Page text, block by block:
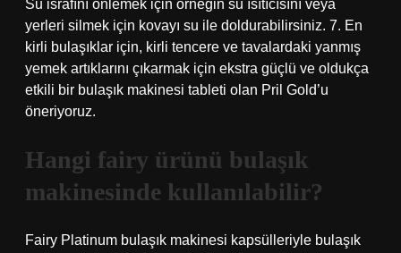
Su israfını önlemek için örneğin su ısıtıcısını veya
yerleri silmek için kovayı su ile doldurabilirsiniz. 7. En
kirli bulaşıklar için, kirli tencere ve tavalardaki yanmış
yemek artıklarını çıkarmak için ekstra güçlü ve oldukça
etkili bir bulaşık makinesi tableti olan Pril Gold’u
öneriyoruz.
Hangi fairy ürünü bulaşık
makinesinde kullanılabilir?
Fairy Platinum bulaşık makinesi kapsülleriyle bulaşık